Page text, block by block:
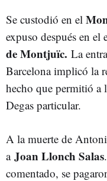
Se custodió en el
expuso después en
de Montjuïc. La
Barcelona implicó la
hecho que permitió a
Degas particular.
A la muerte de
a Joan Llonch Salas
comentado, se